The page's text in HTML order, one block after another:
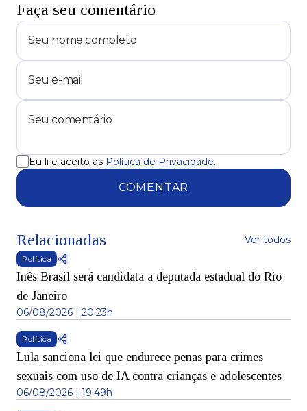
Faça seu comentário
Eu li e aceito as Política de Privacidade.
COMENTAR
Relacionadas Ver todos
Política
Inês Brasil será candidata a deputada estadual do Rio
de Janeiro
06/08/2026 | 20:23h
Política
Lula sanciona lei que endurece penas para crimes
sexuais com uso de IA contra crianças e adolescentes
06/08/2026 | 19:49h